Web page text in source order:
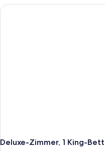
Deluxe-Zimmer, 1 King-Bett